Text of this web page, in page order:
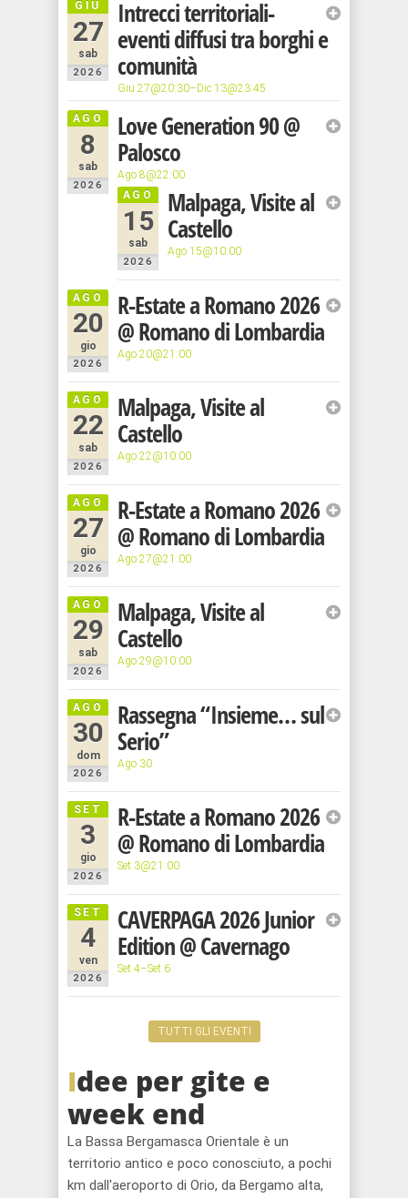
d’Oro
al
di
Cannes
paesi
rappresentano
architettonico
di grande
loro
preziose
loro
antichi
affreschi,
sono una
oltre che
della
Lombardia.
Per un
end o
tour per
musei
chiese e
santuari
che
solo voi
per
ammirati.
GIU
27
sab
2026
Intrecci territoriali-
eventi diffusi tra borghi e
comunità
Giu 27@20:30–Dic 13@23:45
AGO
8
sab
2026
Love Generation 90@
Palosco
Ago 8@22:00
AGO
15
sab
2026
Malpaga, Visite al
Castello
Ago 15@10:00
AGO
20
gio
2026
R-Estate a Romano 2026
@ Romano di Lombardia
Ago 20@21:00
AGO
22
sab
2026
Malpaga, Visite al
Castello
Ago 22@10:00
AGO
27
gio
2026
R-Estate a Romano 2026
@ Romano di Lombardia
Ago 27@21:00
AGO
29
sab
2026
Malpaga, Visite al
Castello
Ago 29@10:00
AGO
30
dom
2026
Rassegna “Insieme… sul
Serio”
Ago 30
SET
3
gio
2026
R-Estate a Romano 2026
@ Romano di Lombardia
Set 3@21:00
SET
4
ven
2026
CAVERPAGA 2026 Junior
Edition@ Cavernago
Set 4–Set 6
TUTTI GLI EVENTI
Idee per gite e
week end
La Bassa Bergamasca Orientale è un
territorio antico e poco conosciuto, a pochi
km dall'aeroporto di Orio, da Bergamo alta,